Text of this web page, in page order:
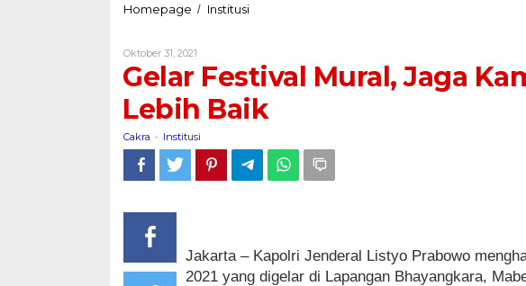
Homepage / InstitusiGelar
Jaga
Kami
Jadi
Polri
Lebih
Baik
Oktober 31, 2021
Cakra
Gelar Festival Mural, Jaga
Lebih Baik
Cakra - Institusi
Jakarta – Kapolri Jenderal Listyo Prabowo
2021 yang digelar di Lapangan Bhayangkara,